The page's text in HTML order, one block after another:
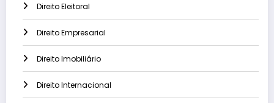
Direito Eleitoral
Direito Empresarial
Direito Imobiliário
Direito Internacional